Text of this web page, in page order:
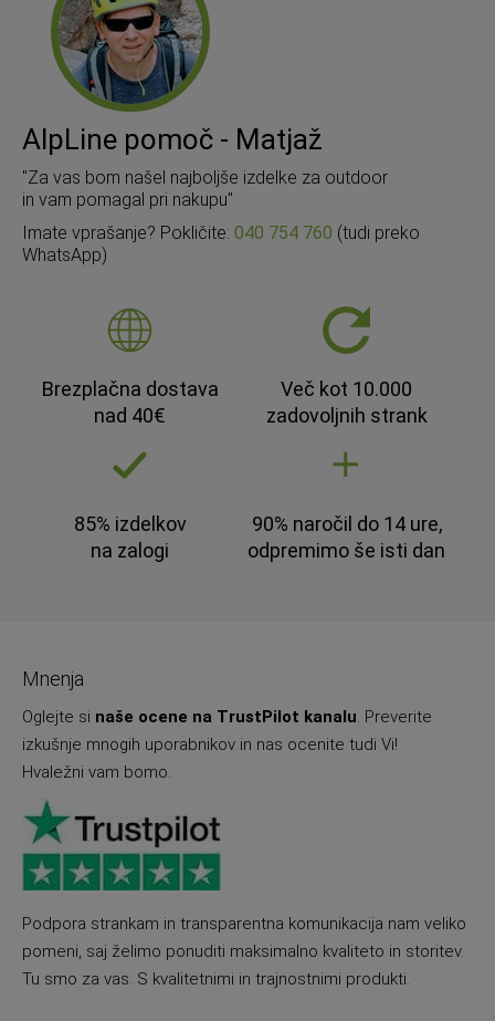
AlpLine pomoč - Matjaž
"Za vas bom našel najboljše izdelke za outdoor
in vam pomagal pri nakupu"
Imate vprašanje? Pokličite: 040 754 760 (tudi preko
WhatsApp)
Brezplačna dostava
nad 40€
Več kot 10.000
zadovoljnih strank
85% izdelkov
na zalogi
90% naročil do 14 ure,
odpremimo še isti dan
Mnenja
Oglejte si naše ocene na TrustPilot kanalu. Preverite
izkušnje mnogih uporabnikov in nas ocenite tudi Vi!
Hvaležni vam bomo.
Podpora strankam in transparentna komunikacija nam veliko
pomeni, saj želimo ponuditi maksimalno kvaliteto in storitev.
Tu smo za vas. S kvalitetnimi in trajnostnimi produkti.